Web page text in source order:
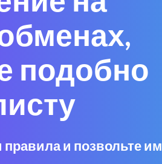
подобно
и позвольте им